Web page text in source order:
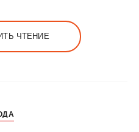
ЧТЕНИЕ